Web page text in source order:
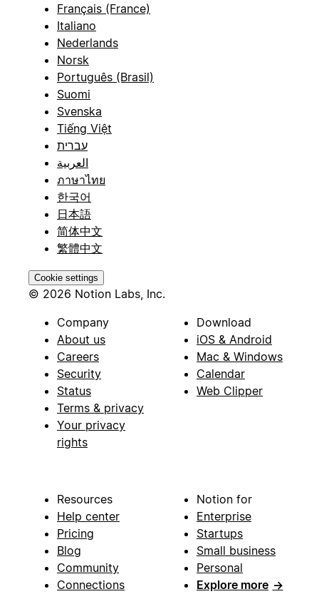
Français (France)
Italiano
Nederlands
Norsk
Português (Brasil)
Suomi
Svenska
Tiếng Việt
עברית
العربية
ภาษาไทย
한국어
日本語
简体中文
繁體中文
Cookie settings
© 2026 Notion Labs, Inc.
Company
About us
Careers
Security
Status
Terms & privacy
Your privacy
rights
Download
iOS & Android
Mac & Windows
Calendar
Web Clipper
Resources
Help center
Pricing
Blog
Community
Connections
Notion for
Enterprise
Startups
Small business
Personal
Explore more →